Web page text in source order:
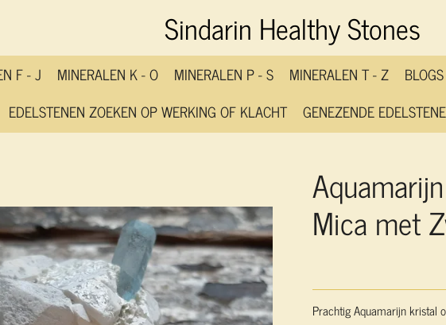
Sindarin Healthy Stones
F - J MINERALEN K - O MINERALEN P - S MINERALEN T - Z
EDELSTENEN ZOEKEN OP WERKING OF KLACHT
GENEZENDE
Mica met
Prachtig Aquamarijn kristal